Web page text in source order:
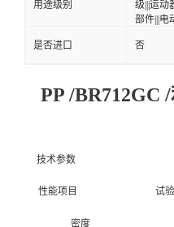
用途级别
级|||运动
部件|||电
是否进口 否
PP /BR712GC
技术参数
性能项目 试
密度